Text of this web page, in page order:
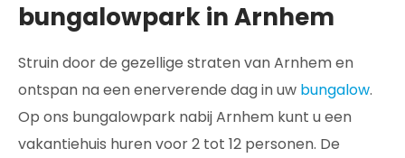
bungalowpark in Arnhem
Struin door de gezellige straten van Arnhem en
ontspan na een enerverende dag in uw bungalow.
Op ons bungalowpark nabij Arnhem kunt u een
vakantiehuis huren voor 2 tot 12 personen. De